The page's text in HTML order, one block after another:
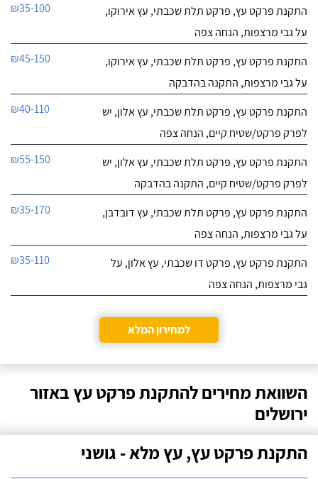
התקנת פרקט עץ, פרקט תלת שכבתי, עץ אירוקו,
על גבי מרצפות, הנחה צפה
₪35-100
התקנת פרקט עץ, פרקט תלת שכבתי, עץ אירוקו,
על גבי מרצפות, התקנה בהדבקה
₪45-150
התקנת פרקט עץ, פרקט תלת שכבתי, עץ אלון, יש
לפרק פרקט/שטיח קיים, הנחה צפה
₪40-110
התקנת פרקט עץ, פרקט תלת שכבתי, עץ אלון, יש
לפרק פרקט/שטיח קיים, התקנה בהדבקה
₪55-150
התקנת פרקט עץ, פרקט תלת שכבתי, עץ דובדבן,
על גבי מרצפות, הנחה צפה
₪35-170
התקנת פרקט עץ, פרקט דו שכבתי, עץ אלון, על
גבי מרצפות, הנחה צפה
₪35-110
למחירון המלא
השוואת מחירים להתקנת פרקט עץ באזור
ירושלים
התקנת פרקט עץ, עץ מלא - גושני